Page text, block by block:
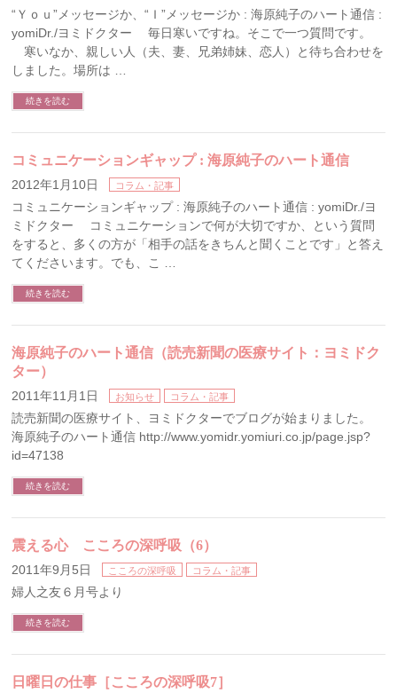
“Ｙｏｕ”メッセージか、“Ｉ”メッセージか : 海原純子のハート通信 :
yomiDr./ヨミドクター 毎日寒いですね。そこで一つ質問です。
寒いなか、親しい人（夫、妻、兄弟姉妹、恋人）と待ち合わせを
しました。場所は …
続きを読む
コミュニケーションギャップ : 海原純子のハート通信
2012年1月10日 コラム・記事
コミュニケーションギャップ : 海原純子のハート通信 : yomiDr./ヨ
ミドクター コミュニケーションで何が大切ですか、という質問
をすると、多くの方が「相手の話をきちんと聞くことです」と答え
てくださいます。でも、こ …
続きを読む
海原純子のハート通信（読売新聞の医療サイト：ヨミドク
ター）
2011年11月1日 お知らせ コラム・記事
読売新聞の医療サイト、ヨミドクターでブログが始まりました。
海原純子のハート通信 http://www.yomidr.yomiuri.co.jp/page.jsp?
id=47138
続きを読む
震える心 こころの深呼吸（6）
2011年9月5日 こころの深呼吸 コラム・記事
婦人之友６月号より
続きを読む
日曜日の仕事［こころの深呼吸7］